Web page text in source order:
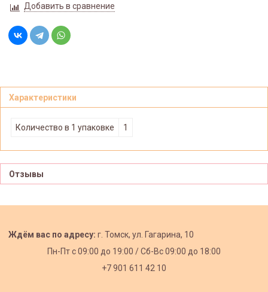
Добавить в сравнение
Характеристики
Количество в 1 упаковке 1
Отзывы
Ждём вас по адресу: г. Томск, ул. Гагарина, 10
Пн-Пт с09:00 до 19:00 /Сб-Вс 09:00 до 18:00
+7 901 611 42 10